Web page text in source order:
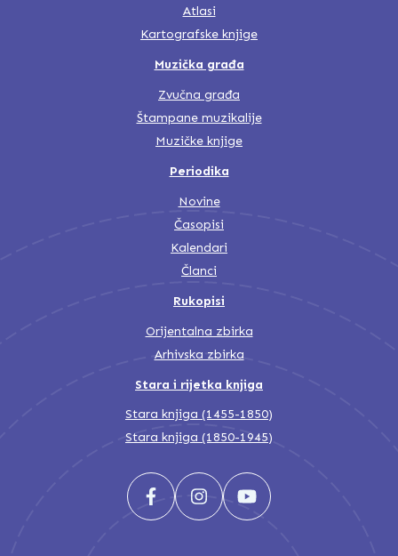
Atlasi
Kartografske knjige
Muzička građa
Zvučna građa
Štampane muzikalije
Muzičke knjige
Periodika
Novine
Časopisi
Kalendari
Članci
Rukopisi
Orijentalna zbirka
Arhivska zbirka
Stara i rijetka knjiga
Stara knjiga (1455-1850)
Stara knjiga (1850-1945)